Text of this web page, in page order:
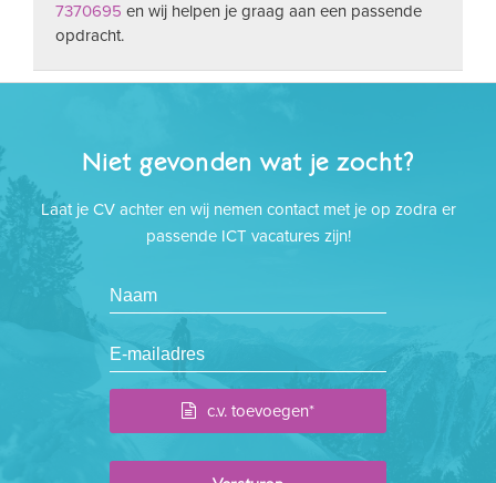
7370695 en wij helpen je graag aan een passende
opdracht.
Niet gevonden wat je zocht?
Laat je CV achter en wij nemen contact met je op zodra er
passende ICT vacatures zijn!
c.v. toevoegen*